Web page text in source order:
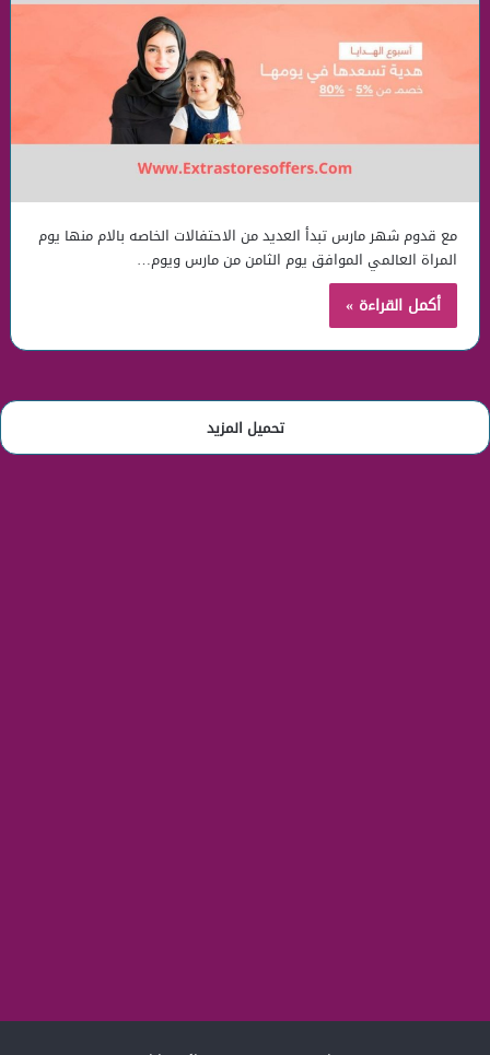
مع قدوم شهر مارس تبدأ العديد من الاحتفالات الخاصه بالام منها يوم
المراة العالمي الموافق يوم الثامن من مارس ويوم…
أكمل القراءة »
تحميل المزيد